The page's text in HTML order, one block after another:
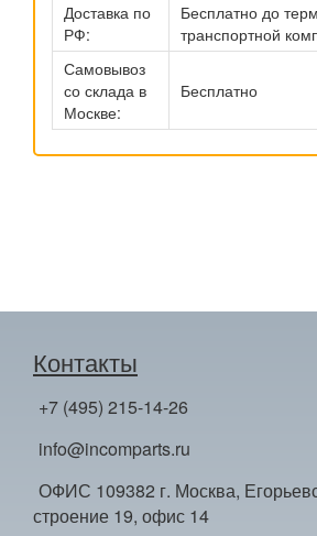
Доставка по
РФ:
Бесплатно до
транспортной
Самовывоз
со склада в
Москве:
Бесплатно
Контакты
+7 (495) 215-14-26
info@incomparts.ru
ОФИС 109382 г. Москва,
строение 19, офис 14